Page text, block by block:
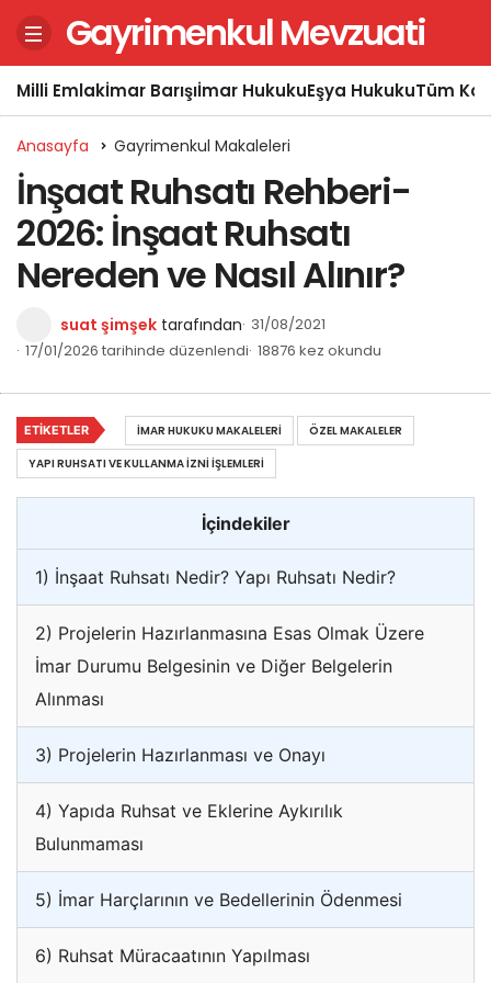
Gayrimenkul Mevzuati
Milli Emlakİmar Barışıİmar HukukuEşya HukukuTüm
Anasayfa Gayrimenkul Makaleleri
İnşaat Ruhsatı Rehberi-
2026: İnşaat Ruhsatı
Nereden ve Nasıl Alınır?
suat şimşek tarafından 31/08/2021
17/01/2026 tarihinde düzenlendi 18876 kez okundu
İçindekiler
1) İnşaat Ruhsatı Nedir? Yapı Ruhsatı Nedir?
2) Projelerin Hazırlanmasına Esas Olmak Üzere
İmar Durumu Belgesinin ve Diğer Belgelerin
Alınması
3) Projelerin Hazırlanması ve Onayı
4) Yapıda Ruhsat ve Eklerine Aykırılık
Bulunmaması
5) İmar Harçlarının ve Bedellerinin Ödenmesi
6) Ruhsat Müracaatının Yapılması
ETIKETLER İMAR HUKUKU MAKALELERI
ÖZEL MAKALELER
YAPI RUHSATI VE KULLANMA İZNI İŞLEMLERI